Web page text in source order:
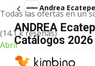
Todas las ofertas en un
(14.1 k reseñas)
Abrir
Andrea
ANDREA
Catálogos